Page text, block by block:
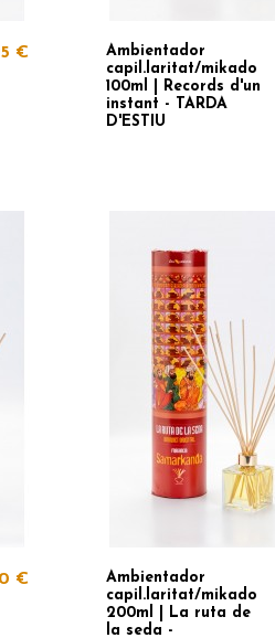
€
Ambientador
capil.laritat/mikado
100ml | Records d'un
instant - TARDA
D'ESTIU
€
Ambientador
capil.laritat/mikado
200ml | La ruta de
la seda -